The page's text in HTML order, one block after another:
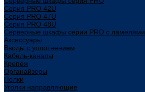
Серия PRO 42U
Серия PRO 47U
Серия PRO 48U
Серверные шкафы серии PRO с ламелями
Аксессуары
Вводы с уплотнением
Кабель-каналы
Крепеж
Органайзеры
Полки
Уголки направляющие